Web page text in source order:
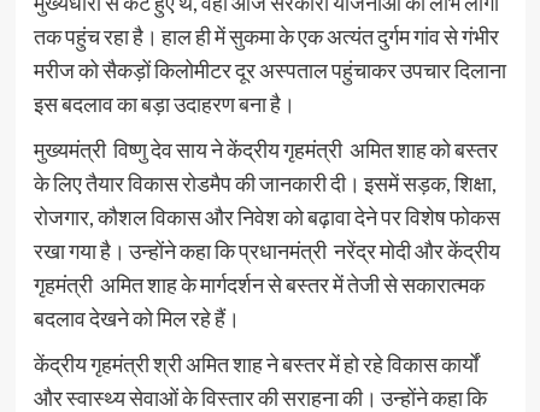
तक पहुंच रहा है। हाल ही में सुकमा के एक अत्यंत दुर्गम गांव से गंभीर
मरीज को सैकड़ों किलोमीटर दूर अस्पताल पहुंचाकर उपचार दिलाना
इस बदलाव का बड़ा उदाहरण बना है।
मुख्यमंत्री विष्णु देव साय ने केंद्रीय गृहमंत्री अमित शाह को बस्तर
के लिए तैयार विकास रोडमैप की जानकारी दी। इसमें सड़क, शिक्षा,
रोजगार, कौशल विकास और निवेश को बढ़ावा देने पर विशेष फोकस
रखा गया है। उन्होंने कहा कि प्रधानमंत्री नरेंद्र मोदी और केंद्रीय
गृहमंत्री अमित शाह के मार्गदर्शन से बस्तर में तेजी से सकारात्मक
बदलाव देखने को मिल रहे हैं।
केंद्रीय गृहमंत्री श्री अमित शाह ने बस्तर में हो रहे विकास कार्यों
और स्वास्थ्य सेवाओं के विस्तार की सराहना की। उन्होंने कहा कि